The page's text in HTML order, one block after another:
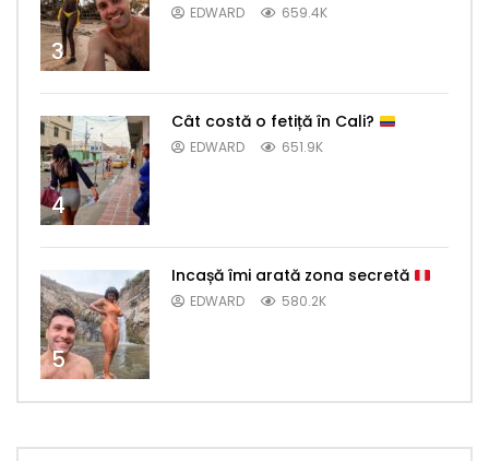
3
EDWARD 659.4K
4
Cât costă o fetiță în Cali?
EDWARD 651.9K
5
Incașă îmi arată zona secretă
EDWARD 580.2K